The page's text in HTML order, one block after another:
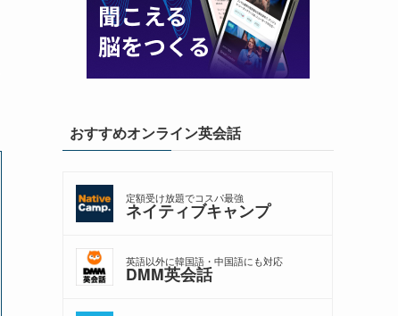
おすすめオンライン英会話
定額受け放題でコスパ最強
ネイティブキャンプ
英語以外に韓国語・中国語にも対応
DMM英会話